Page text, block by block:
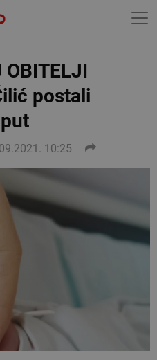
OBITELJI
postali
10:25